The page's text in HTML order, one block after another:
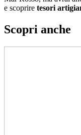
e scoprire tesori
Scopri anche